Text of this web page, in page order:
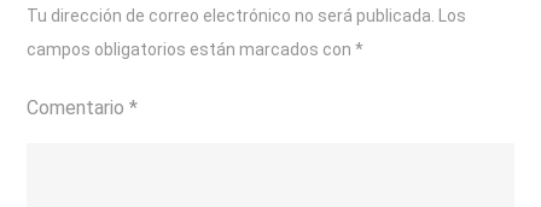
antes
Tu dirección de correo electrónico no será publicada.
Los
campos obligatorios están marcados con*
Comentario*